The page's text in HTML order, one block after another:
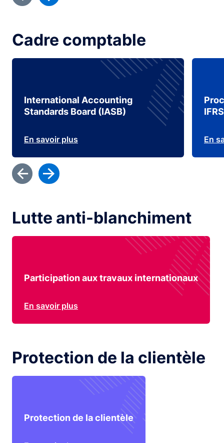
Cadre comptable
International Accounting
Standards Board (IASB)
En savoir plus En
Lutte anti-blanchiment
Participation aux travaux internationaux
En savoir plus
Protection de la clientèle
Protection de la clientèle